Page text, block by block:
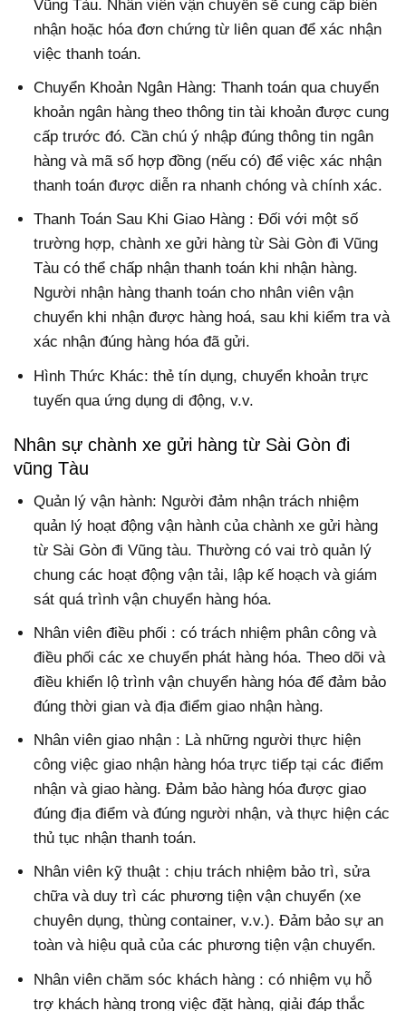
Vũng Tàu. Nhân viên vận chuyển sẽ cung cấp biên
nhận hoặc hóa đơn chứng từ liên quan để xác nhận
việc thanh toán.
Chuyển Khoản Ngân Hàng: Thanh toán qua chuyển
khoản ngân hàng theo thông tin tài khoản được cung
cấp trước đó. Cần chú ý nhập đúng thông tin ngân
hàng và mã số hợp đồng (nếu có) để việc xác nhận
thanh toán được diễn ra nhanh chóng và chính xác.
Thanh Toán Sau Khi Giao Hàng : Đối với một số
trường hợp, chành xe gửi hàng từ Sài Gòn đi Vũng
Tàu có thể chấp nhận thanh toán khi nhận hàng.
Người nhận hàng thanh toán cho nhân viên vận
chuyển khi nhận được hàng hoá, sau khi kiểm tra và
xác nhận đúng hàng hóa đã gửi.
Hình Thức Khác: thẻ tín dụng, chuyển khoản trực
tuyến qua ứng dụng di động, v.v.
Nhân sự chành xe gửi hàng từ Sài Gòn đi
vũng Tàu
Quản lý vận hành: Người đảm nhận trách nhiệm
quản lý hoạt động vận hành của chành xe gửi hàng
từ Sài Gòn đi Vũng tàu. Thường có vai trò quản lý
chung các hoạt động vận tải, lập kế hoạch và giám
sát quá trình vận chuyển hàng hóa.
Nhân viên điều phối : có trách nhiệm phân công và
điều phối các xe chuyển phát hàng hóa. Theo dõi và
điều khiển lộ trình vận chuyển hàng hóa để đảm bảo
đúng thời gian và địa điểm giao nhận hàng.
Nhân viên giao nhận : Là những người thực hiện
công việc giao nhận hàng hóa trực tiếp tại các điểm
nhận và giao hàng. Đảm bảo hàng hóa được giao
đúng địa điểm và đúng người nhận, và thực hiện các
thủ tục nhận thanh toán.
Nhân viên kỹ thuật : chịu trách nhiệm bảo trì, sửa
chữa và duy trì các phương tiện vận chuyển (xe
chuyên dụng, thùng container, v.v.). Đảm bảo sự an
toàn và hiệu quả của các phương tiện vận chuyển.
Nhân viên chăm sóc khách hàng : có nhiệm vụ hỗ
trợ khách hàng trong việc đặt hàng, giải đáp thắc